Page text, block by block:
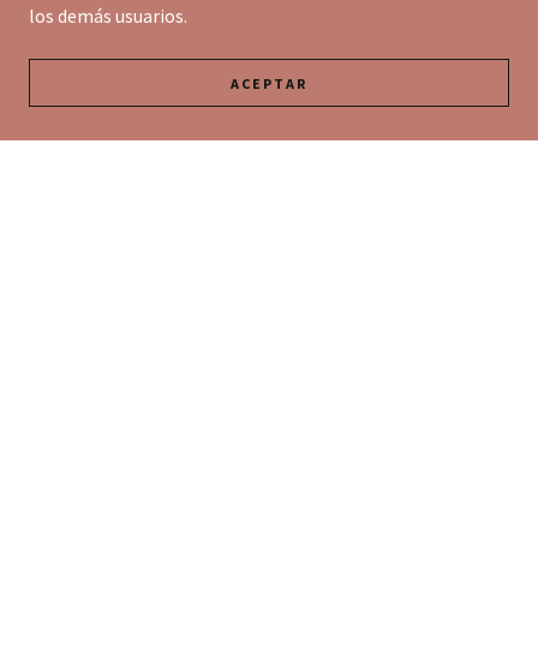
los demás usuarios.
ACEPTAR